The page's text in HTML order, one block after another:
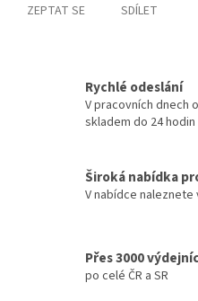
ZEPTAT SE SDÍLET
Rychlé odeslání
V pracovních dnech
skladem do 24 hodin
Široká nabídka
V nabídce naleznete
Přes 3000
po celé ČR a SR